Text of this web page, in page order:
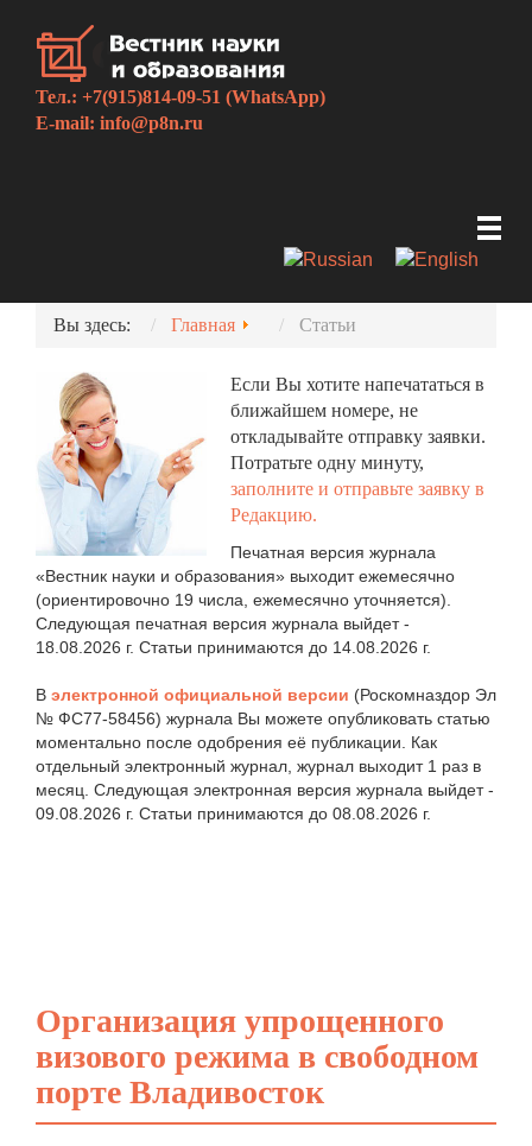
Тел.: +7(915)814-09-51 (WhatsApp)
E-mail: info@p8n.ru
Вы здесь: Главная Статьи
Если Вы хотите напечататься в
ближайшем номере, не
откладывайте отправку заявки.
Потратьте одну минуту,
заполните и отправьте заявку в
Редакцию.
Печатная версия журнала
«Вестник науки и образования» выходит ежемесячно
(ориентировочно 19 числа, ежемесячно уточняется).
Следующая печатная версия журнала выйдет -
18.08.2026 г. Статьи принимаются до 14.08.2026 г.
В электронной официальной версии (Роскомназдор Эл
№ ФС77-58456) журнала Вы можете опубликовать статью
моментально после одобрения её публикации. Как
отдельный электронный журнал, журнал выходит 1 раз в
месяц. Следующая электронная версия журнала выйдет -
09.08.2026 г. Статьи принимаются до 08.08.2026 г.
Организация упрощенного
визового режима в свободном
порте Владивосток